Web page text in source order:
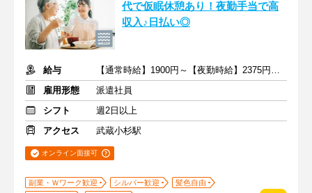
代で仮眠休憩あり！夜勤手当で高
収入♪日払い◎
給与
【通常時給】1900円～【夜勤時給】2375円～ ＋交通費
雇用形態
派遣社員
シフト
週2日以上
アクセス
武蔵小杉駅
オンライン面接可
副業・Ｗワーク歓迎 シルバー歓迎
髪色自由